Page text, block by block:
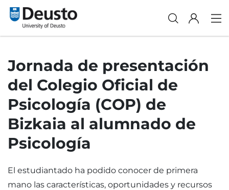
Jornada de presentación
del Colegio Oficial de
Psicología (COP) de
Bizkaia al alumnado de
Psicología
El estudiantado ha podido conocer de primera
mano las características, oportunidades y recursos